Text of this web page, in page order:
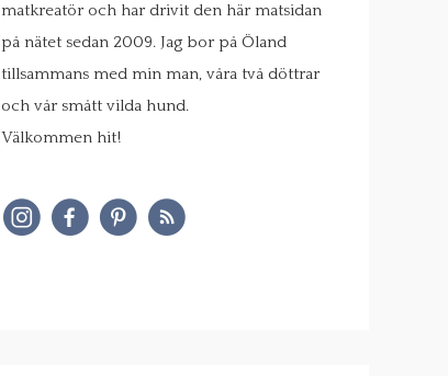
matkreatör och har drivit den här matsidan
på nätet sedan 2009. Jag bor på Öland
tillsammans med min man, våra två döttrar
och vår smått vilda hund.
Välkommen hit!